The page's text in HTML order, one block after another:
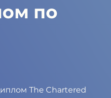
по
The Chartered